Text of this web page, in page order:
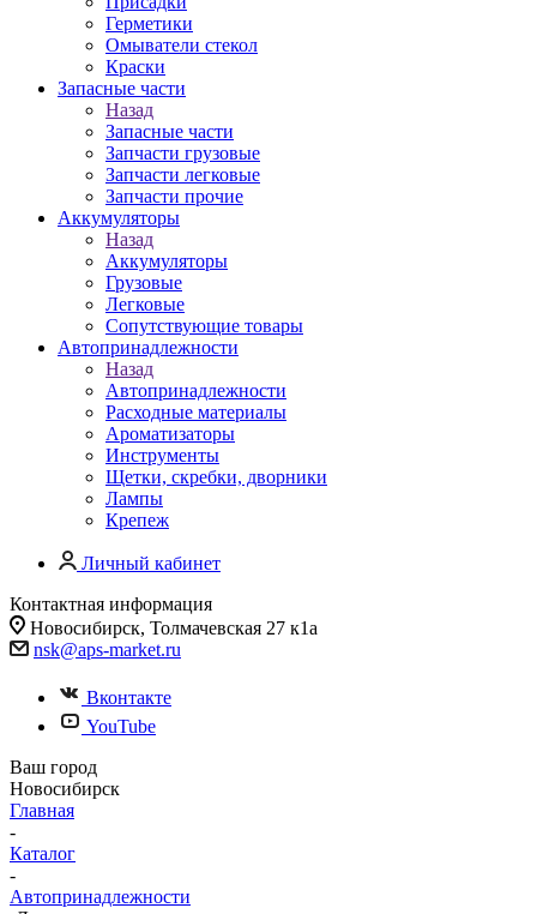
Герметики
Омыватели стекол
Краски
Запасные части
Назад
Запасные части
Запчасти грузовые
Запчасти легковые
Запчасти прочие
Аккумуляторы
Назад
Аккумуляторы
Грузовые
Легковые
Сопутствующие товары
Автопринадлежности
Назад
Автопринадлежности
Расходные материалы
Ароматизаторы
Инструменты
Щетки, скребки, дворники
Лампы
Крепеж
Личный кабинет
Контактная информация
Новосибирск, Толмачевская 27 к1а
nsk@aps-market.ru
Вконтакте
YouTube
Ваш город
Новосибирск
Главная
-
Каталог
-
Автопринадлежности